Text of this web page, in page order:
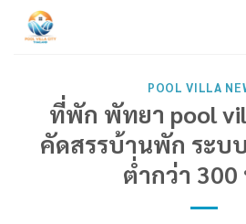
POOL VILLA
ที่พัก พัทยา pool
คัดสรรบ้านพัก ระบ
ต่ำกว่า 300